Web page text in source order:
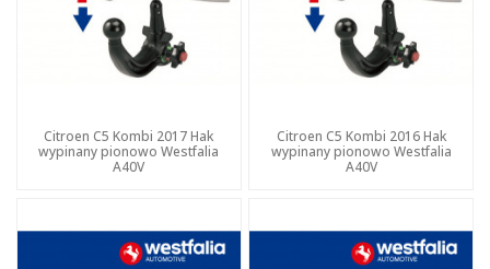
Citroen C5 Kombi 2017 Hak
wypinany pionowo Westfalia
A40V
Citroen C5 Kombi 2016 Hak
wypinany pionowo Westfalia
A40V